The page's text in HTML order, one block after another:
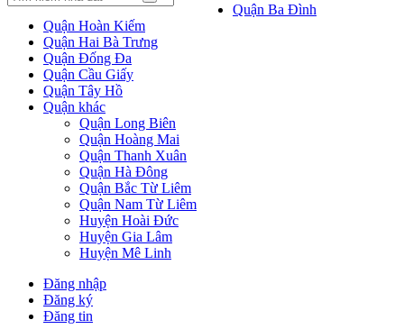
Quận Ba Đình
Quận Hoàn Kiếm
Quận Hai Bà Trưng
Quận Đống Đa
Quận Cầu Giấy
Quận Tây Hồ
Quận khác
Quận Long Biên
Quận Hoàng Mai
Quận Thanh Xuân
Quận Hà Đông
Quận Bắc Từ Liêm
Quận Nam Từ Liêm
Huyện Hoài Đức
Huyện Gia Lâm
Huyện Mê Linh
Đăng nhập
Đăng ký
Đăng tin